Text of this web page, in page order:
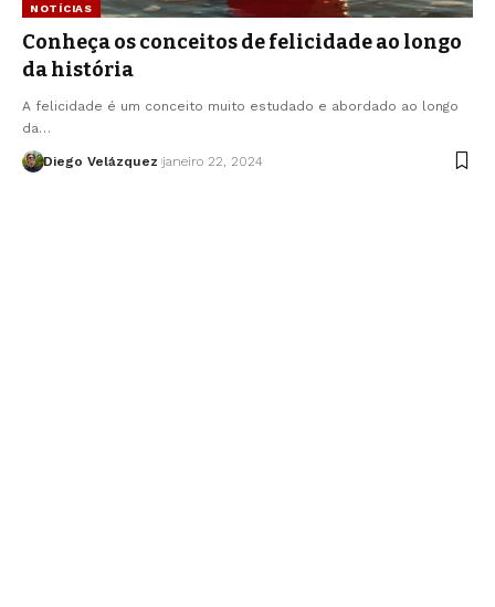
NOTÍCIAS
Conheça os conceitos de felicidade ao longo
da história
A felicidade é um conceito muito estudado e abordado ao longo
da…
Diego Velázquez janeiro 22, 2024